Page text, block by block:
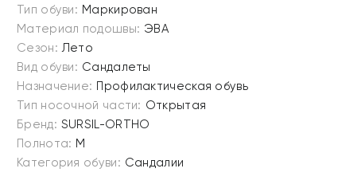
Тип обуви: Маркирован
Материал подошвы: ЭВА
Сезон: Лето
Вид обуви: Сандалеты
Назначение: Профилактическая обувь
Тип носочной части: Открытая
Бренд: SURSIL-ORTHO
Полнота: M
Категория обуви: Сандалии